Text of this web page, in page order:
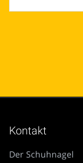
Kontakt
Der Schuhnagel